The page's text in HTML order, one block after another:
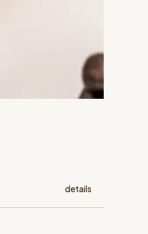
details